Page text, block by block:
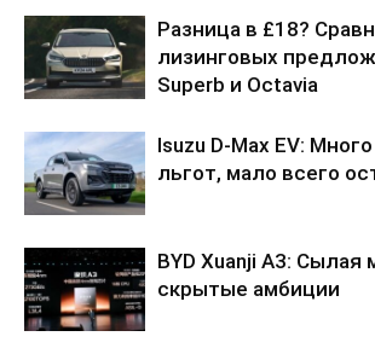
Разница в £18?
лизинговых
Superb и Octavia
Isuzu D-Max EV:
льгот, мало всего
BYD Xuanji A3: Сылая
скрытые амбиции